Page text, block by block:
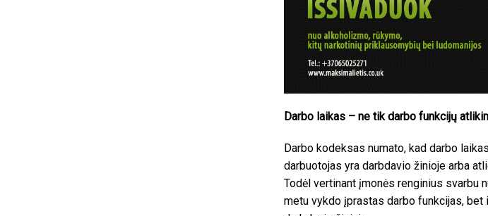
Darbo laikas – ne tik darbo funkcijų
Darbo kodeksas numato, kad darbo
darbuotojas yra darbdavio žinioje arba
Todėl vertinant įmonės renginius svarbu
metu vykdo įprastas darbo funkcijas, bet